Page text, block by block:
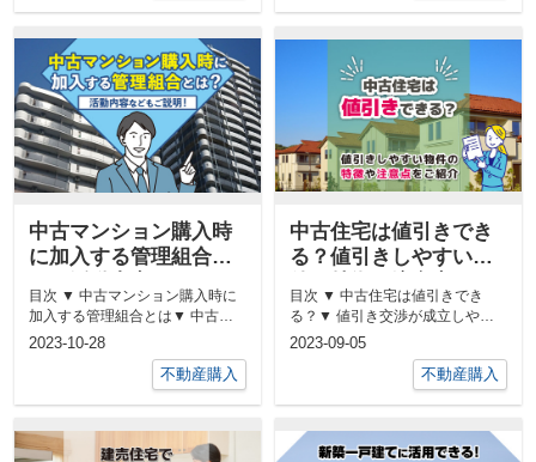
中古マンション購入時
に加入する管理組合と
説明！
目次 ▼ 中古マンション購入時に
加入する管理組合とは▼ 中古マ
ンション購入時に加入する管理組
2023-10-28
不動産購入
中古住宅は値引きでき
る？値引きしやすい物
紹介
目次 ▼ 中古住宅は値引きでき
る？▼ 値引き交渉が成立しやす
い中古住宅の特徴▼ 中古住宅の
2023-09-05
不動産購入